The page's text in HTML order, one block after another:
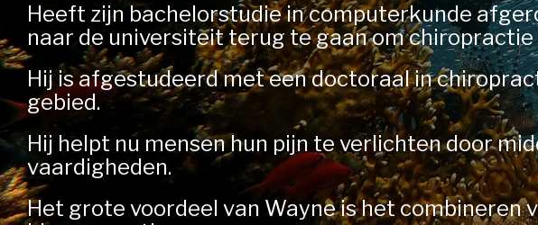
Heeft zijn bachelorstudie in computerkunde
naar de universiteit terug te gaan om
Hij is afgestudeerd met een doctoraal in
gebied.
Hij helpt nu mensen hun pijn te verlichten door
vaardigheden.
Het grote voordeel van Wayne is het